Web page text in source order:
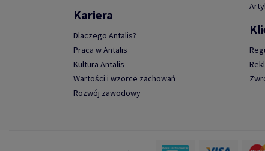
Kariera
Dlaczego Antalis?
Praca w Antalis
Kultura Antalis
Wartości i wzorce zachowań
Rozwój zawodowy